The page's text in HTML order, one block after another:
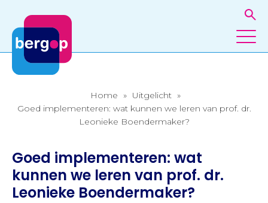
Home » Uitgelicht »
Goed implementeren: wat kunnen we leren van prof. dr.
Leonieke Boendermaker?
Goed implementeren: wat
kunnen we leren van prof. dr.
Leonieke Boendermaker?